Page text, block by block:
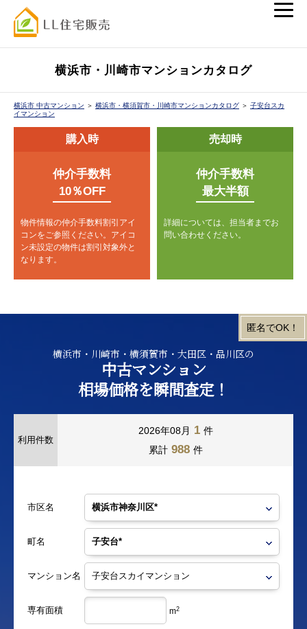
横浜市・川崎市マンションカタログ
横浜市 中古マンション ＞ 横浜市・横須賀市・川崎市マンションカタログ ＞ 子安台スカ
イマンション
購入時
仲介手数料
10％OFF
物件情報の仲介手数料割引アイ
コンをご参照ください。 アイコ
ン未設定の物件は割引対象外と
なります。
売却時
仲介手数料
最大半額
詳細については、担当者までお
問い合わせください。
横浜市・川崎市・横須賀市・大田区・品川区の
中古マンション
相場価格を瞬間査定！
利用件数
2026年08月 1 件
累計 988 件
市区名
町名
マンション名
専有面積 m2